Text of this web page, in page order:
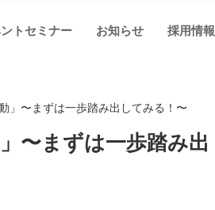
トセミナー お知らせ 採用情報
」〜まずは一歩踏み出してみる！〜
〜まずは一歩踏み出